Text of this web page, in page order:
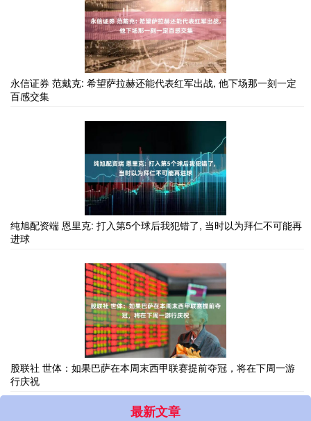
永信证券 范戴克: 希望萨拉赫还能代表红军出战, 他下场那一刻一定
百感交集
纯旭配资端 恩里克: 打入第5个球后我犯错了, 当时以为拜仁不可能再
进球
股联社 世体：如果巴萨在本周末西甲联赛提前夺冠，将在下周一游
行庆祝
最新文章